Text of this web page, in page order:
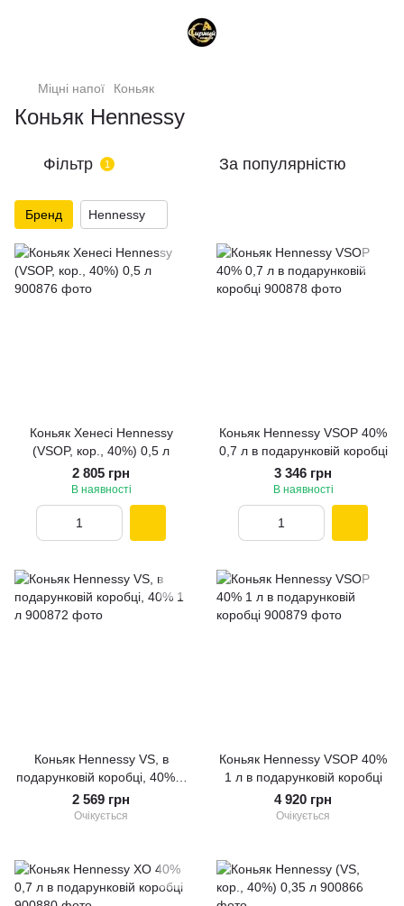
Міцні напої Коньяк
Коньяк Hennessy
Фільтр 1 За популярністю
Бренд Hennessy
Коньяк Хенесі Hennessy
(VSOP, кор., 40%) 0,5 л
2 805 грн
В наявності
Коньяк Hennessy VSOP 40%
0,7 л в подарунковій коробці
3 346 грн
В наявності
Коньяк Hennessy VS, в
подарунковій коробці, 40% 1
л
2 569 грн
Очікується
Коньяк Hennessy VSOP 40%
1 л в подарунковій коробці
4 920 грн
Очікується